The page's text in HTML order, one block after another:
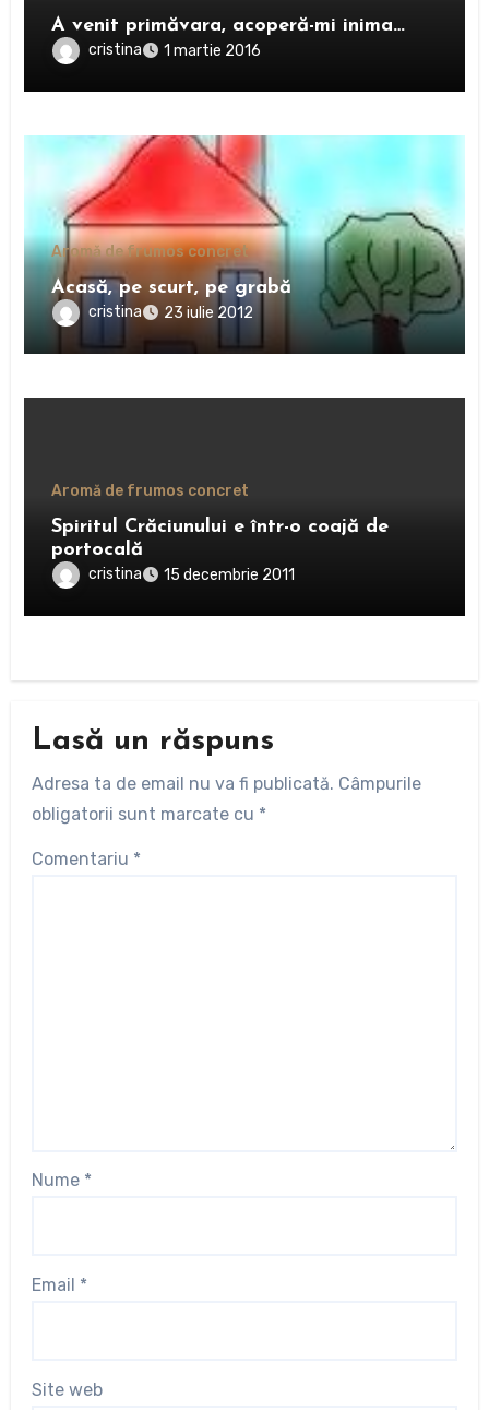
A venit primăvara, acoperă-mi inima…
cristina 1 martie 2016
Aromă de frumos concret
Acasă, pe scurt, pe grabă
cristina 23 iulie 2012
Aromă de frumos concret
Spiritul Crăciunului e într-o coajă de
portocală
cristina 15 decembrie 2011
Lasă un răspuns
Adresa ta de email nu va fi publicată. Câmpurile
obligatorii sunt marcate cu *
Comentariu *
Nume *
Email *
Site web